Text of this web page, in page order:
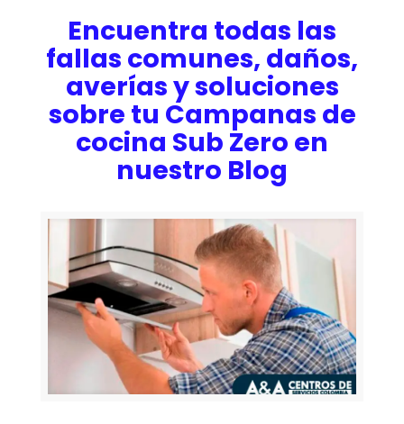
Encuentra todas las
fallas comunes, daños,
averías y soluciones
sobre tu Campanas de
cocina Sub Zero en
nuestro Blog